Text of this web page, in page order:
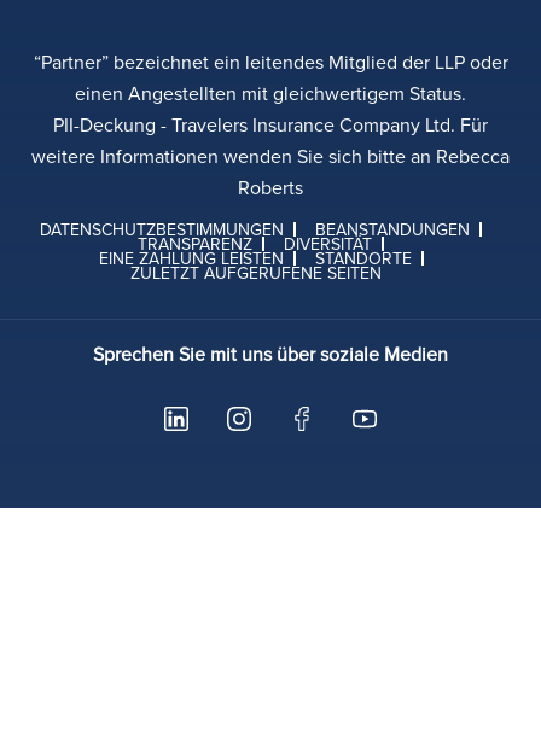
“Partner” bezeichnet ein leitendes Mitglied der LLP oder
einen Angestellten mit gleichwertigem Status.
PII-Deckung - Travelers Insurance Company Ltd. Für
weitere Informationen wenden Sie sich bitte an Rebecca
Roberts
DATENSCHUTZBESTIMMUNGEN BEANSTANDUNGEN
TRANSPARENZ DIVERSITÄT
EINE ZAHLUNG LEISTEN STANDORTE
ZULETZT AUFGERUFENE SEITEN
Sprechen Sie mit uns über soziale Medien